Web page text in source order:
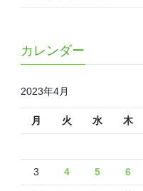
カレンダー
2023年4月
月 火 水 木
3 4 5 6